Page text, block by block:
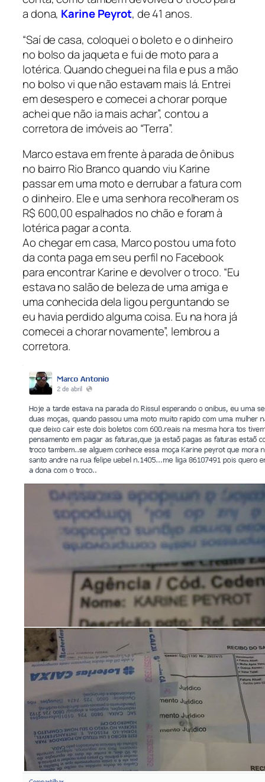
a dona, Karine Peyrot, de 41 anos.
“Saí de casa, coloquei o boleto e o dinheiro
no bolso da jaqueta e fui de moto para a
lotérica. Quando cheguei na fila e pus a mão
no bolso vi que não estavam mais lá. Entrei
em desespero e comecei a chorar porque
achei que não ia mais achar”, contou a
corretora de imóveis ao “Terra”.
Marco estava em frente à parada de ônibus
no bairro Rio Branco quando viu Karine
passar em uma moto e derrubar a fatura com
o dinheiro. Ele e uma senhora recolheram os
R$ 600,00 espalhados no chão e foram à
lotérica pagar a conta.
Ao chegar em casa, Marco postou uma foto
da conta paga em seu perfil no Facebook
para encontrar Karine e devolver o troco. “Eu
estava no salão de beleza de uma amiga e
uma conhecida dela ligou perguntando se
eu havia perdido alguma coisa. Eu na hora já
comecei a chorar novamente”, lembrou a
corretora.